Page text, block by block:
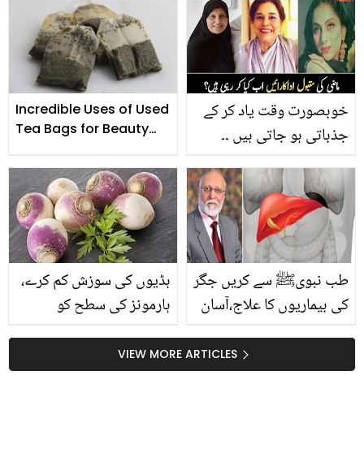
سب کو بتادی
بھرپور کھیرے کے بے شمار
کرشماتی فوائد جس کے
بارے میں آپ نہیں جانتے
Incredible Uses of Used
Tea Bags for Beauty
خوبصورت وقت یاد کر کے
جذباتی ہو جاتی ہیں ۔۔
اب کیا کر رہی ہیں؟
ہڈیوں کی سوزش کم کرے،
ہارمونز کی سطح کو
انگیز فوائد
طب نبویﷺ سے کریں جگر
کی بیماریوں کا علاج،آسان
VIEW MORE ARTICLES